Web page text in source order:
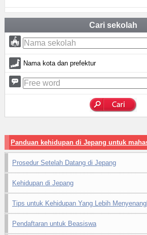
Cari sekolah
Nama kota dan prefektur
Panduan kehidupan di Jepang untuk
Prosedur Setelah Datang di Jepang
Kehidupan di Jepang
Tips untuk Kehidupan Yang Lebih
Pendaftaran untuk Beasiswa